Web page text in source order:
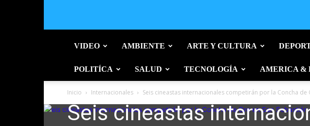
VIDEO AMBIENTE ARTE Y CULTURA
POLITÍCA SALUD TECNOLOGÍA AMERICA &
Inicio Internacionales Seis cineastas internacionales competirán por la Concha de
Arte y cultura Internacionales Latinoamérica
Seis cineastas